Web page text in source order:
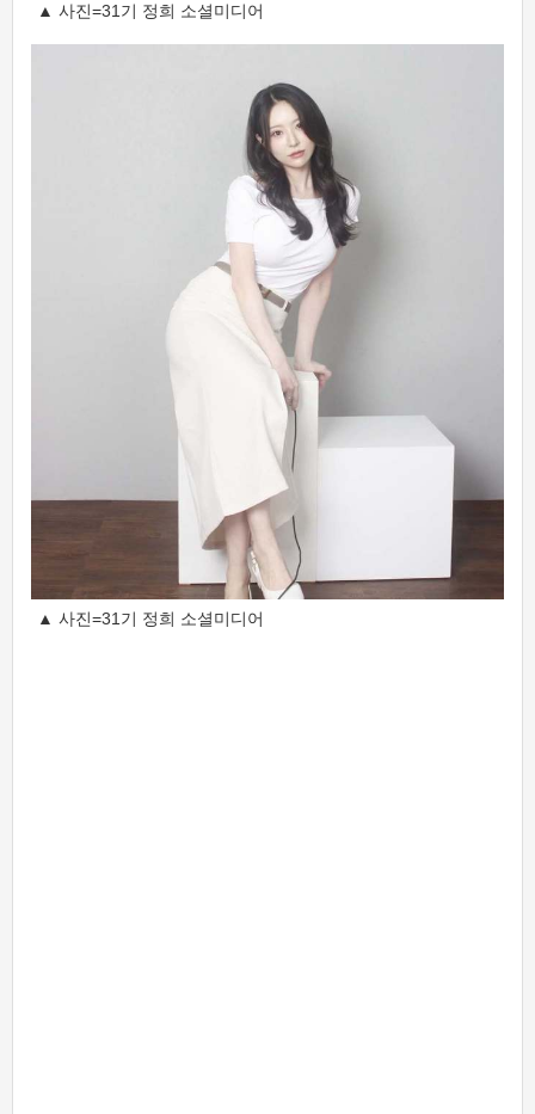
▲ 사진=31기 정희 소셜미디어
▲ 사진=31기 정희 소셜미디어